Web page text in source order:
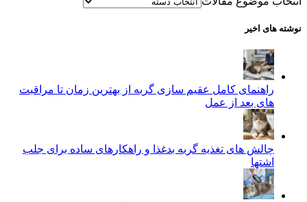
نوشته های اخیر
راهنمای کامل عقیم سازی گربه از بهترین زمان تا مراقبت‌
های بعد از عمل
چالش‌ های تغذیه گربه بدغذا و راهکارهای ساده برای جلب
اشتها